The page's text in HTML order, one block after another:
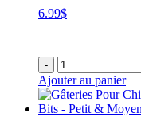
6.99$
-
Ajouter au panier